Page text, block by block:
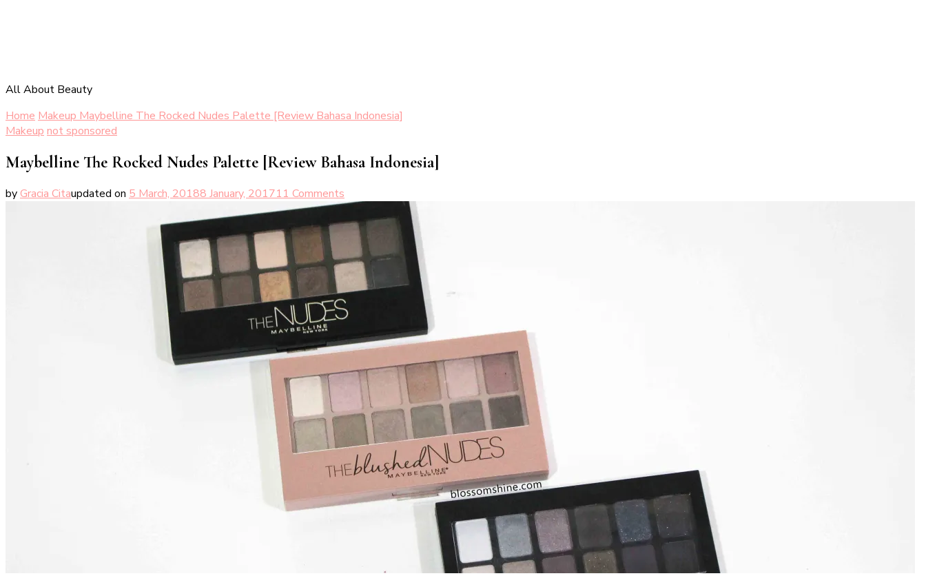
All About Beauty
Home Makeup Maybelline The Rocked Nudes Palette [Review Bahasa Indonesia]
Makeup not sponsored
Maybelline The Rocked Nudes Palette [Review Bahasa Indonesia]
byGracia Citaupdated on 5 March, 20188 January, 201711 Comments
Maybelline
The
Rocked
Nudes
Palette
[Review
Bahasa
Indonesia]